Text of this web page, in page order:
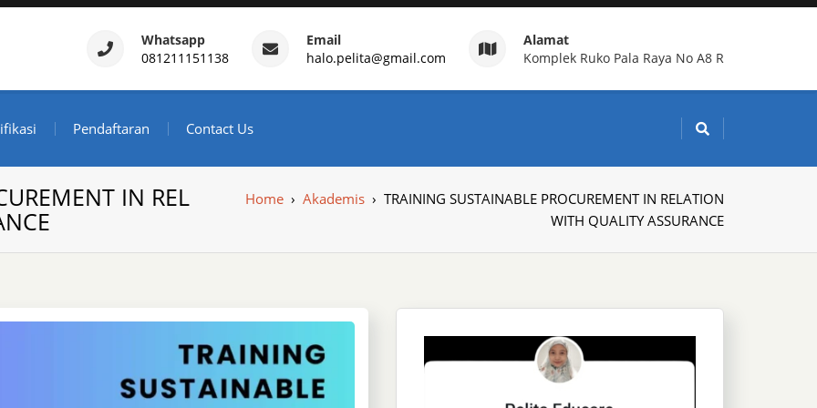
– Daftar Training Indonesia
Whatsapp
081211151138
Email
halo.pelita@gmail.com
Alamat
Komplek Ruko Pala Raya No A8 R
Pendaftaran Contact Us
IN REL Home › Akademis › TRAINING SUSTAINABLE PROCUREMENT IN RELATION
WITH QUALITY ASSURANCE